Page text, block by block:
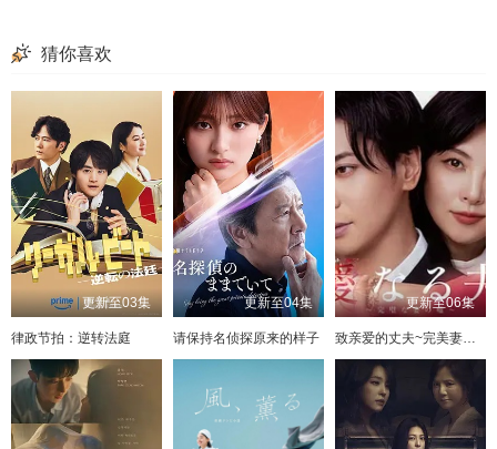
猜你喜欢
更新至03集
律政节拍：逆转法庭
更新至04集
请保持名侦探原来的样子
更新至06集
致亲爱的丈夫~完美妻子的谎言~